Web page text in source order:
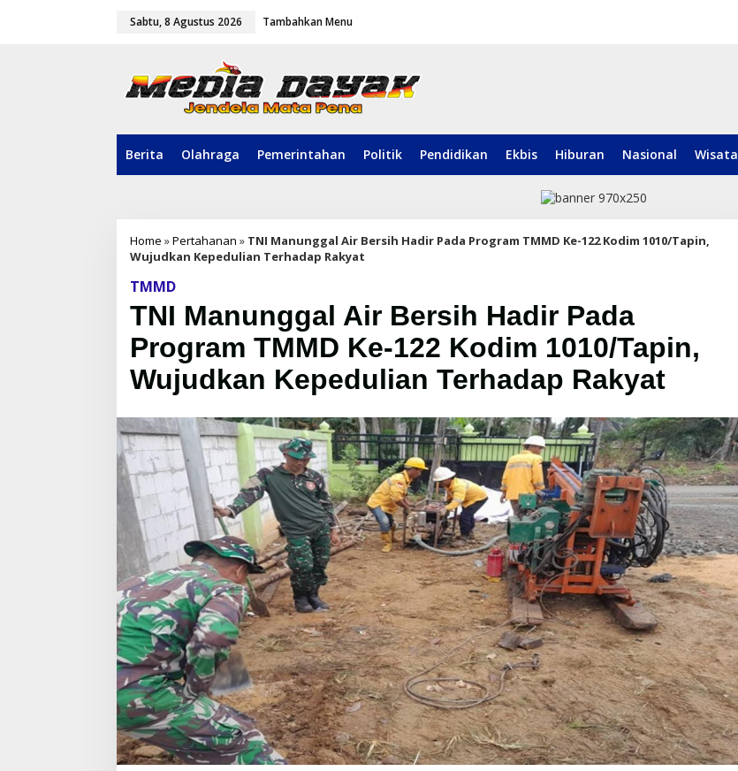
Sabtu, 8 Agustus 2026 Tambahkan Menu
Berita Olahraga Pemerintahan Politik Pendidikan Ekbis Hiburan Nasional Wisata
Home »Pertahanan » TNI Manunggal Air Bersih Hadir Pada Program TMMD Ke-122 Kodim 1010/Tapin,
Wujudkan Kepedulian Terhadap Rakyat
TMMD
TNI Manunggal Air Bersih Hadir Pada
Program TMMD Ke-122 Kodim 1010/Tapin,
Wujudkan Kepedulian Terhadap Rakyat